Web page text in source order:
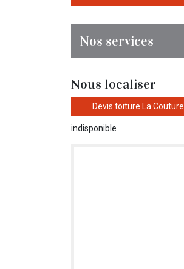
Nos services
Nous localiser
Devis toiture La Couture
indisponible